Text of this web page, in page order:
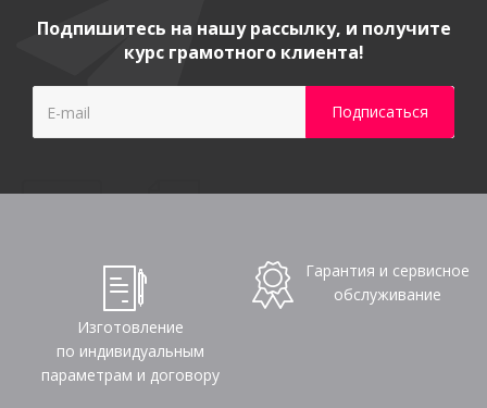
Подпишитесь на нашу рассылку, и получите
курс грамотного клиента!
Изготовление
по индивидуальным
параметрам и договору
Гарантия и сервисное
обслуживание